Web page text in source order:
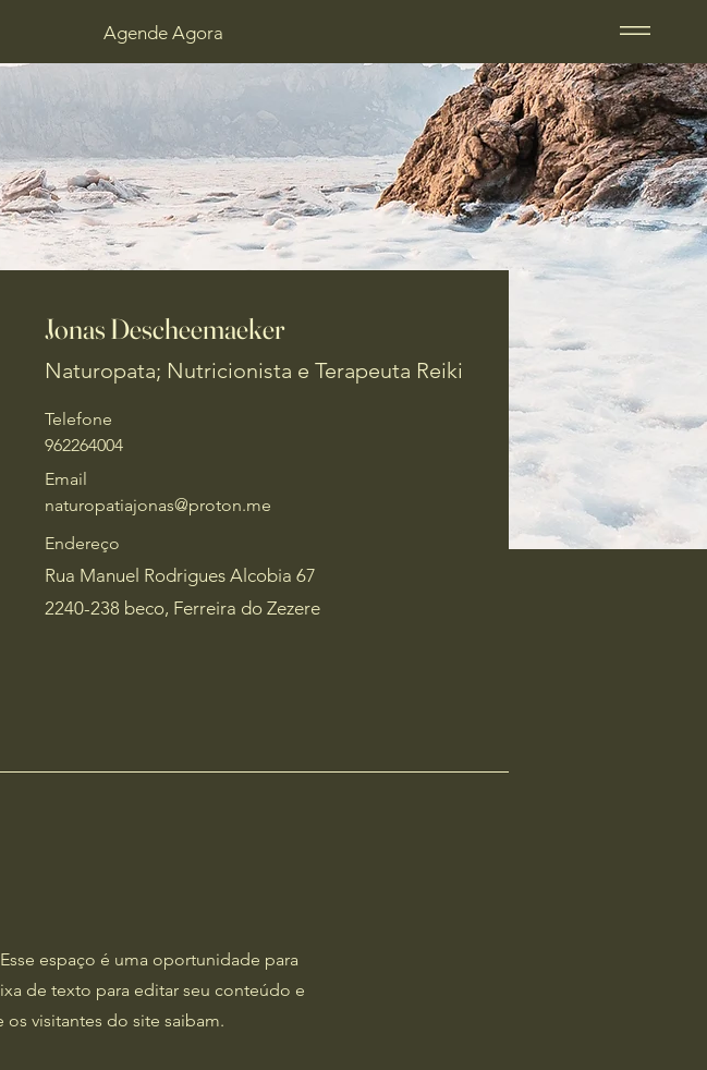
Agende Agora
Jonas Descheemaeker
Naturopata; Nutricionista e Terapeuta Reiki
Telefone
962264004
Email
naturopatiajonas@proton.me
Endereço
Rua Manuel Rodrigues Alcobia 67
2240-238 beco, Ferreira do Zezere
espaço é uma oportunidade para
de texto para editar seu conteúdo e
visitantes do site saibam.